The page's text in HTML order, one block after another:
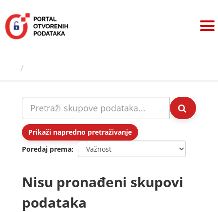
sadržaj
Prikaži napredno pretraživanje
Poredaj prema
Nisu pronađeni skupovi
podataka